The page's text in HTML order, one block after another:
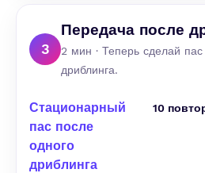
3
Передача после
2 мин · Теперь сделай
дриблинга.
Стационарный
пас после
одного
дриблинга
10